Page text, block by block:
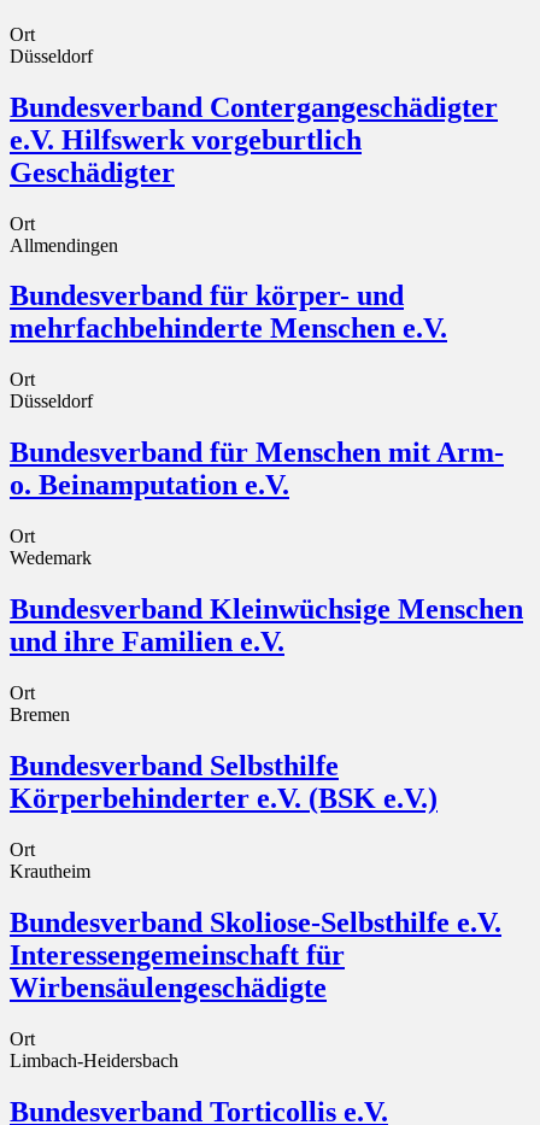
Ort
Düsseldorf
Bundesverband Contergangeschädigter
e.V. Hilfswerk vorgeburtlich
Geschädigter
Ort
Allmendingen
Bundesverband für körper- und
mehrfachbehinderte Menschen e.V.
Ort
Düsseldorf
Bundesverband für Menschen mit Arm-
o. Beinamputation e.V.
Ort
Wedemark
Bundesverband Kleinwüchsige Menschen
und ihre Familien e.V.
Ort
Bremen
Bundesverband Selbsthilfe
Körperbehinderter e.V. (BSK e.V.)
Ort
Krautheim
Bundesverband Skoliose-Selbsthilfe e.V.
Interessengemeinschaft für
Wirbensäulengeschädigte
Ort
Limbach-Heidersbach
Bundesverband Torticollis e.V.